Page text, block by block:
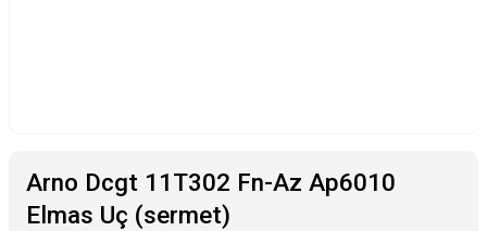
Arno Dcgt 11T302 Fn-Az Ap6010
Elmas Uç (sermet)